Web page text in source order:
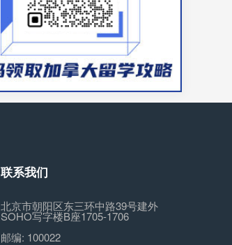
联系我们
北京市朝阳区东三环中路39号建外
SOHO写字楼B座1705-1706
邮编: 100022